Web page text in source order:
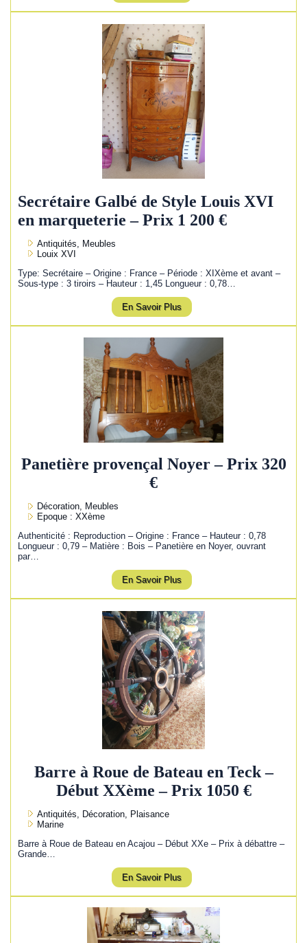
Secrétaire Galbé de Style Louis XVI
en marqueterie – Prix 1 200 €
Antiquités, Meubles
Louix XVI
Type: Secrétaire – Origine : France – Période : XIXème et avant –
Sous-type : 3 tiroirs – Hauteur : 1,45 Longueur : 0,78…
En Savoir Plus
Panetière provençal Noyer – Prix 320
€
Décoration, Meubles
Epoque : XXème
Authenticité : Reproduction – Origine : France – Hauteur : 0,78
Longueur : 0,79 – Matière : Bois – Panetière en Noyer, ouvrant
par…
En Savoir Plus
Barre à Roue de Bateau en Teck –
Début XXème – Prix 1050 €
Antiquités, Décoration, Plaisance
Marine
Barre à Roue de Bateau en Acajou – Début XXe – Prix à débattre –
Grande…
En Savoir Plus